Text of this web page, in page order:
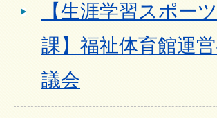
【生涯学習スポーツ
課】福祉体育館運
議会